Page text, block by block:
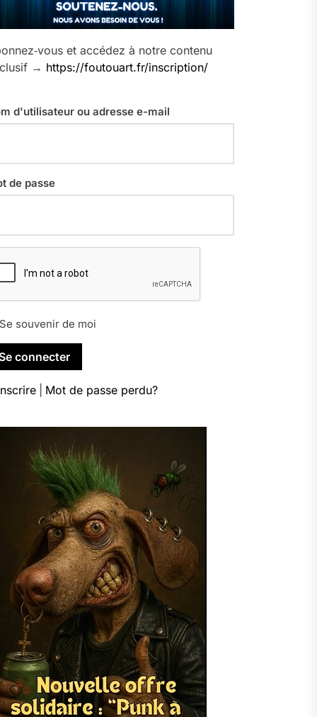
et accédez à notre contenu
→ https://foutouart.fr/inscription/
d'utilisateur ou adresse e-mail
de passe
souvenir de moi
Mot de passe perdu?